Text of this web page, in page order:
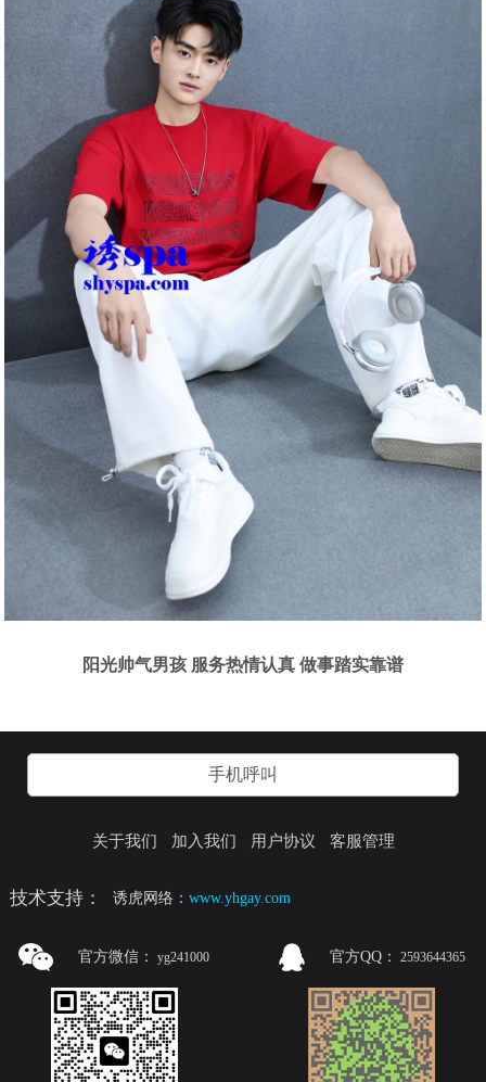
阳光帅气男孩 服务热情认真 做事踏实靠谱
手机呼叫
关于我们 加入我们 用户协议 客服管理
技术支持： 诱虎网络：www.yhgay.com
官方微信： yg241000 官方QQ： 2593644365